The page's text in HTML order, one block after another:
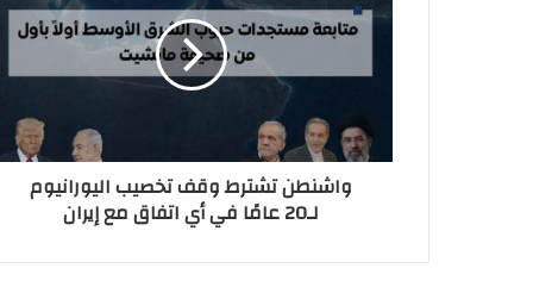
واشنطن تشترط وقف تخصيب اليورانيوم
لـ20 عامًا في أي اتفاق مع إيران